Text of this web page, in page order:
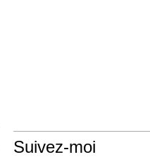
Suivez-moi